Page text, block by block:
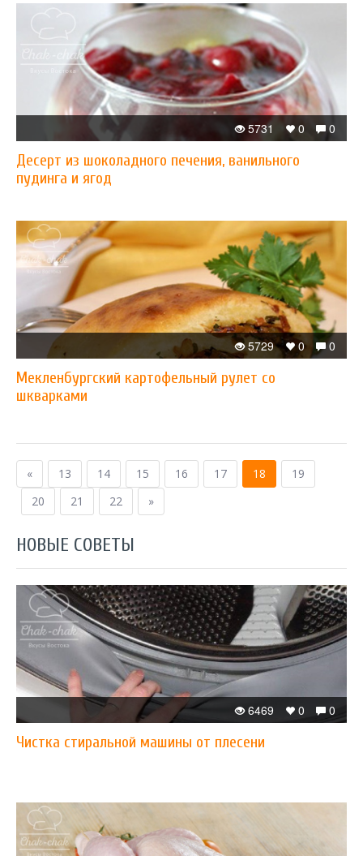
0
0
5731
Десерт из шоколадного печения, ванильного
пудинга и ягод
0
0
5729
Мекленбургский картофельный рулет со
шкварками
« 13 14 15 16 17 18
19
20
21 22 »
НОВЫЕ СОВЕТЫ
0
0
6469
Чистка стиральной машины от плесени